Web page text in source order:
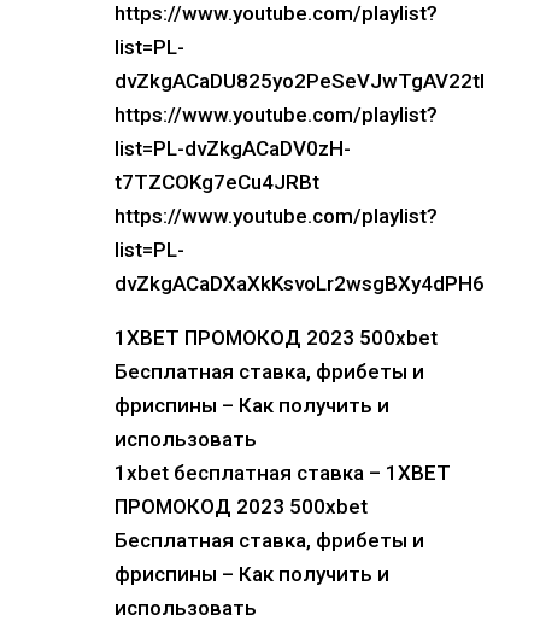
https://www.youtube.com/playlist?
list=PL-
dvZkgACaDU825yo2PeSeVJwTgAV22tI
https://www.youtube.com/playlist?
list=PL-dvZkgACaDV0zH-
t7TZCOKg7eCu4JRBt
https://www.youtube.com/playlist?
list=PL-
dvZkgACaDXaXkKsvoLr2wsgBXy4dPH6
1XBET ПРОМОКОД 2023 500xbet
Бесплатная ставка, фрибеты и
фриспины – Как получить и
использовать
1xbet бесплатная ставка – 1XBET
ПРОМОКОД 2023 500xbet
Бесплатная ставка, фрибеты и
фриспины – Как получить и
использовать